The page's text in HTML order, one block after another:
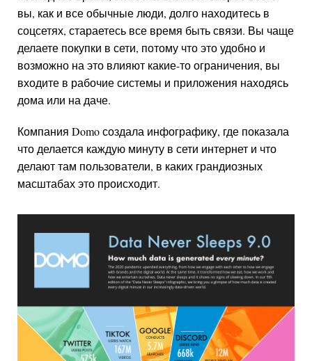
вы, как и все обычные люди, долго находитесь в
соцсетях, стараетесь все время быть связи. Вы чаще
делаете покупки в сети, потому что это удобно и
возможно на это влияют какие-то ограничения, вы
входите в рабочие системы и приложения находясь
дома или на даче.
Компания Domo создала инфографику, где показала
что делается каждую минуту в сети интернет и что
делают там пользователи, в каких грандиозных
масштабах это происходит.